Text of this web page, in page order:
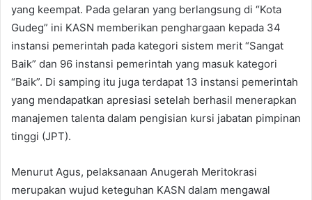
yang keempat. Pada gelaran yang berlangsung di “Kota
Gudeg” ini KASN memberikan penghargaan kepada 34
instansi pemerintah pada kategori sistem merit “Sangat
Baik” dan 96 instansi pemerintah yang masuk kategori
“Baik”. Di samping itu juga terdapat 13 instansi pemerintah
yang mendapatkan apresiasi setelah berhasil menerapkan
manajemen talenta dalam pengisian kursi jabatan pimpinan
tinggi (JPT).
Menurut Agus, pelaksanaan Anugerah Meritokrasi
merupakan wujud keteguhan KASN dalam mengawal